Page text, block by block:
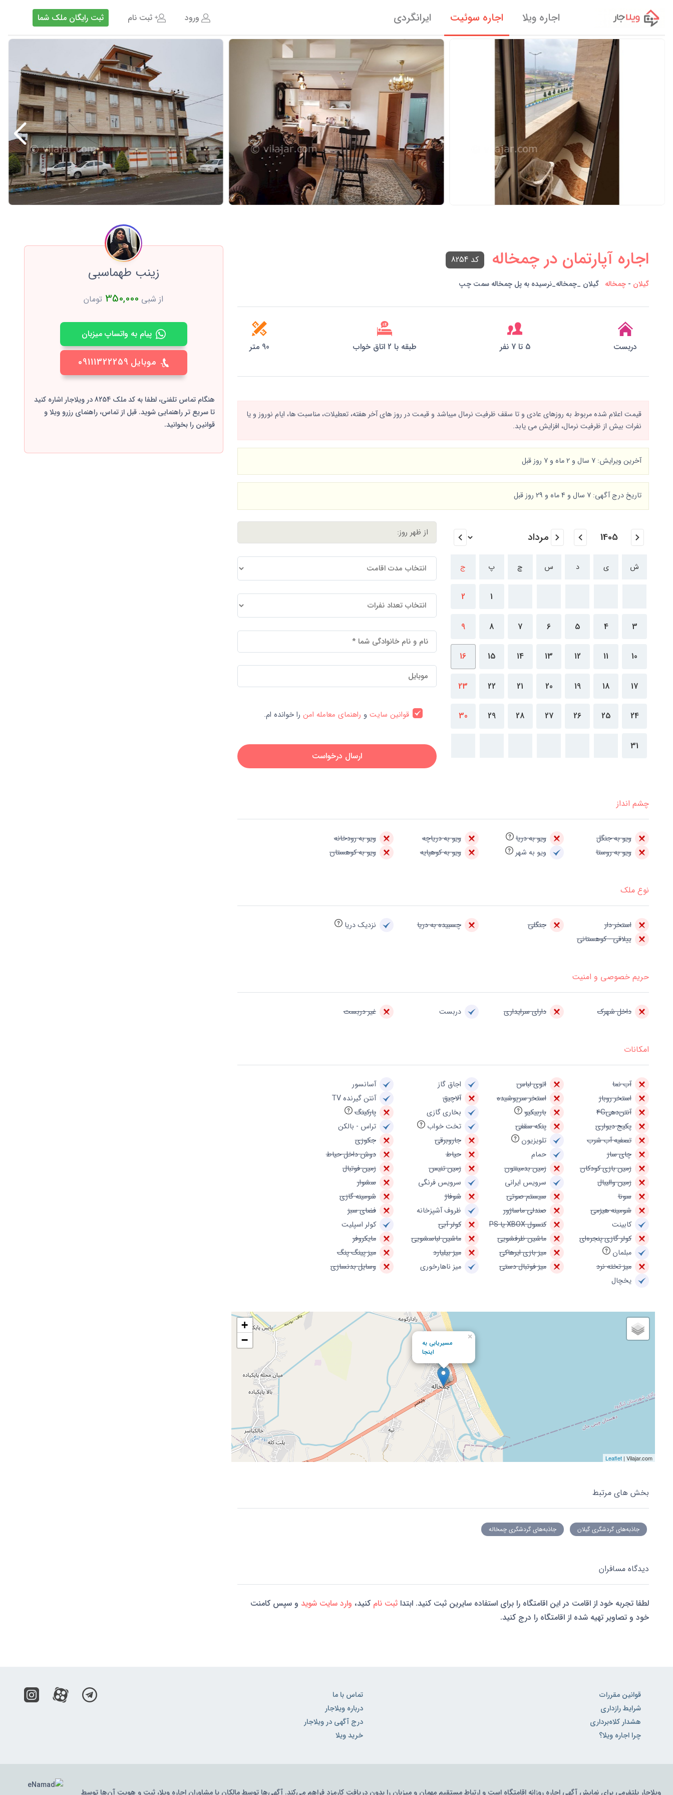
اجاره ویلا اجاره سوئیت ایرانگردی ورود ثبت نام ثبت رایگان ملک شما
اجاره آپارتمان در چمخاله کد 8254
گیلان - چمخاله گیلان _چمخاله_نرسیده به پل چمخاله سمت چپ
دربست 5 تا 7 نفر طبقه با 2 اتاق خواب 90 متر
قیمت اعلام شده مربوط به روزهای عادی و تا سقف ظرفیت نرمال میباشد و قیمت در روز های آخر هفته، تعطیلات، مناسبت ها، ایام نوروز و یا
نفرات بیش از ظرفیت نرمال، افزایش می یابد.
آخرین ویرایش: 7 سال و 2 ماه و 7 روز قبل
تاریخ درج آگهی: 7 سال و 4 ماه و 29 روز قبل
ش ی د س چ پ ج
1
2
3
4
5
6
7
8
9
10
11
12
13
14
15
16
17
18
19
20
21
22
23
24
25
26
27
28
29
30
31
قوانین سایتو راهنمای معامله امنرا خوانده ام.
ارسال درخواست
چشم انداز
ویو به جنگل ویو به دریا ویو به دریاچه
ویو به رودخانه
ویو به روستا
ویو به شهر ویو به کوهپایه ویو به کوهستان
نوع ملک
استخر دار جنگلی چسبیده به دریا
نزدیک دریا
ییلاقی - کوهستانی
حریم خصوصی و امنیت
داخل شهرک دارای سرایداری دربست غیر دربست
امکانات
آب نما اتوی لباس اجاق گاز
آسانسور
استخر روباز
استخر سرپوشیده آلاچیق
آنتن گیرنده TV
آنتن‌دهی4G
باربیکیو بخاری گازی
پارکینگ
پکیج دیواری
پنکه سقفی تخت خواب
تراس - بالکن
تصفیه آب شرب
تلویزیون جاروبرقی
جکوزی
چای ساز
حمام حیاط
دوش داخل حیاط
زمین بازی کودکان
زمین بدمینتون زمین تنیس
زمین فوتبال
زمین والیبال
سرویس ایرانی سرویس فرنگی
سشوار
سونا
سیستم صوتی شوفاژ
شومینه گازی
شومینه هیزمی
صندلی ماساژور ظروف آشپزخانه
فضای سبز
کابینت
کنسول XBOX یا PS کولر آبی
کولر اسپلیت
کولر گازی پنجره‌ای
ماشین ظرفشویی ماشین لباسشویی
مایکروفر
مبلمان
میز بازی ایرهاکی میز بیلیارد
میز پینگ پنگ
میز تخته نرد
میز فوتبال دستی میز ناهارخوری
وسایل بدنسازی
یخچال
مسیریابی به
اینجا
×
+
−
Leaflet | Vilajar.com
بخش های مرتبط
جاذبه‌های گردشگری گیلان جاذبه‌های گردشگری چمخاله
دیدگاه مسافران
لطفا تجربه خود از اقامت در این اقامتگاه را برای استفاده سایرین ثبت کنید. ابتدا ثبت نام کنید، وارد سایت شوید و سپس کامنت
خود و تصاویر تهیه شده از اقامتگاه را درج کنید.
زینب طهماسبی
از شبی 350,000 تومان
پیام به واتساپ میزبان
موبایل 09111322259
هنگام تماس تلفنی، لطفا به کد ملک 8254 در ویلاجار اشاره کنید
تا سریع تر راهنمایی شوید. قبل از تماس، راهنمای رزرو ویلا و
قوانین را بخوانید.
قوانین مقررات
شرایط رازداری
هشدار کلاه‌برداری
چرا اجاره ویلا؟
تماس با ما
درباره ویلاجار
درج آگهی در ویلاجار
خرید ویلا
ویلاجار پلتفرمی برای نمایش آگهی اجاره روزانه اقامتگاه است و ارتباط مستقیم مهمان و میزبان را بدون دریافت کارمزد فراهم می‌کند. آگهی‌ها توسط مالکان یا مشاوران اجاره ویلا، ثبت و هویت آن‌ها توسط